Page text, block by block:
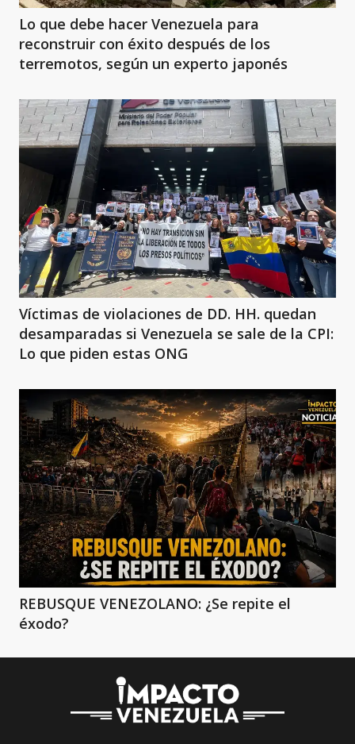
Lo que debe hacer Venezuela para
reconstruir con éxito después de los
terremotos, según un experto japonés
Víctimas de violaciones de DD. HH. quedan
desamparadas si Venezuela se sale de la CPI:
Lo que piden estas ONG
REBUSQUE VENEZOLANO: ¿Se repite el
éxodo?